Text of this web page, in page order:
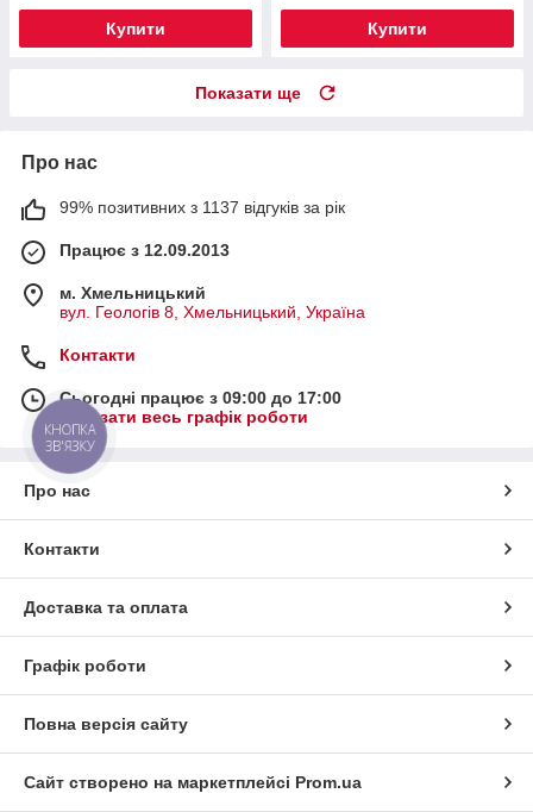
Купити Купити
Показати ще
Про нас
99% позитивних з 1137 відгуків за рік
Працює з 12.09.2013
м. Хмельницький
вул. Геологів 8, Хмельницький, Україна
Контакти
Сьогодні працює з 09:00 до 17:00
Показати весь графік роботи
Про нас
Контакти
Доставка та оплата
Графік роботи
Повна версія сайту
Сайт створено на маркетплейсі Prom.ua
КНОПКА
ЗВ'ЯЗКУ